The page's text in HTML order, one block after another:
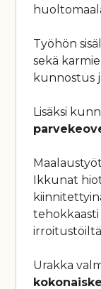
Työhön
sekä
kunnostus
Lisäksi
Ikkunat
Urakka